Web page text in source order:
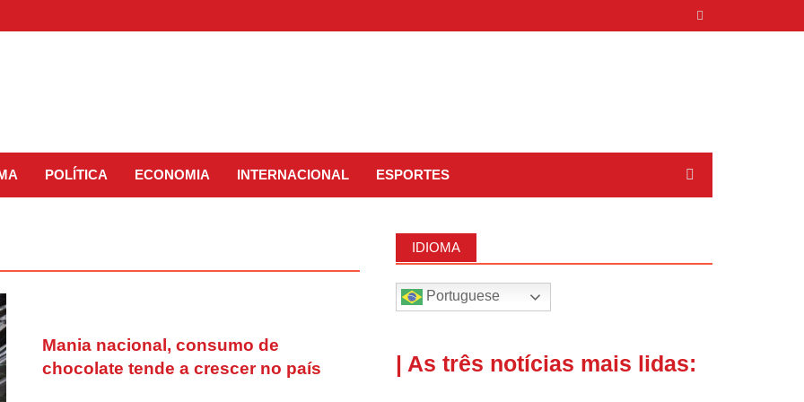
POLÍTICA ECONOMIA INTERNACIONAL ESPORTES
Mania nacional, consumo de
chocolate tende a crescer no país
IDIOMA
Portuguese
| As três notícias mais lidas: